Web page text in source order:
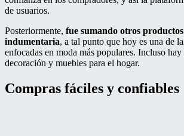
de usuarios.
Posteriormente, fue sumando otros
indumentaria, a tal punto que hoy es una de
enfocadas en moda más populares. Incluso
decoración y muebles para el hogar.
Compras fáciles y confiables